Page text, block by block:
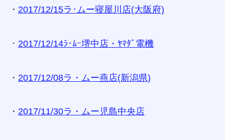
・ 2017/12/15ラ･ムー寝屋川店(大阪府)
・ 2017/12/14ﾗ･ﾑｰ堺中店・ﾔﾏﾀﾞ電機
・ 2017/12/08ラ・ムー燕店(新潟県)
・ 2017/11/30ラ・ムー児島中央店